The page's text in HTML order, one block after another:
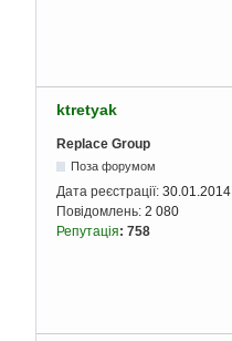
ktretyak
Replace Group
Поза форумом
Дата реєстрації: 30.01.2014
Повідомлень: 2 080
Репутація: 758